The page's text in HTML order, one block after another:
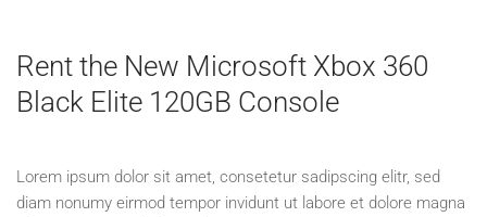
Console
cantidad
Rent the New Microsoft Xbox 360
Black Elite 120GB Console
Lorem ipsum dolor sit amet, consetetur sadipscing elitr, sed
diam nonumy eirmod tempor invidunt ut labore et dolore magna